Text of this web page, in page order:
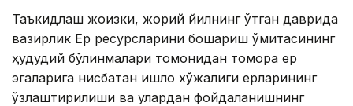
Таъкидлаш жоизки, жорий йилнинг ўтган даврида
вазирлик Ер ресурсларини бошқариш қўмитасининг
ҳудудий бўлинмалари томонидан томорқа ер
эгаларига нисбатан қишлоқ хўжалиги ерларининг
ўзлаштирилиши ва улардан фойдаланишнинг